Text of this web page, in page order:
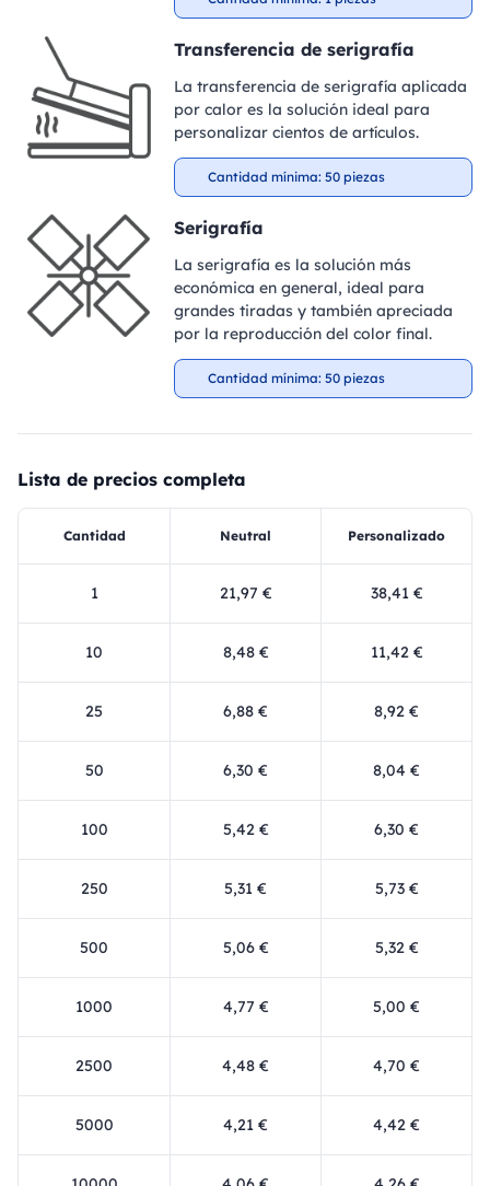
Transferencia de serigrafía
La transferencia de serigrafía aplicada
por calor es la solución ideal para
personalizar cientos de artículos.
Cantidad mínima: 50 piezas
Serigrafía
La serigrafía es la solución más
económica en general, ideal para
grandes tiradas y también apreciada
por la reproducción del color final.
Cantidad mínima: 50 piezas
Lista de precios completa
Cantidad Neutral Personalizado
1 21,97 € 38,41 €
10 8,48 € 11,42 €
25 6,88 € 8,92 €
50 6,30 € 8,04 €
100 5,42 € 6,30 €
250 5,31 € 5,73 €
500 5,06 € 5,32 €
1000 4,77 € 5,00 €
2500 4,48 € 4,70 €
5000 4,21 € 4,42 €